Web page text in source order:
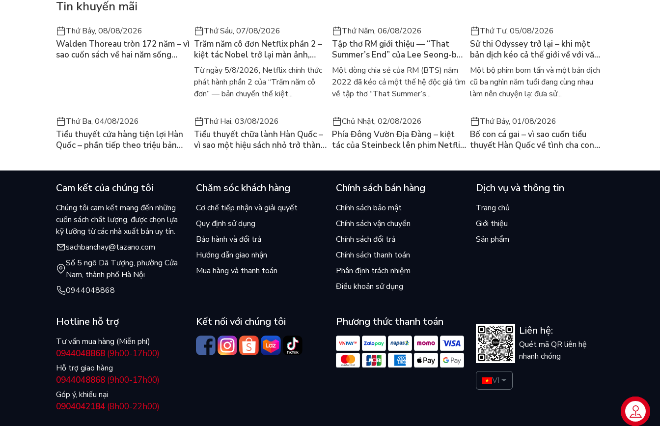
Tin khuyến mãi
Thứ Bảy, 08/08/2026
Walden Thoreau tròn 172 năm – vì
sao cuốn sách về hai năm sống
Thứ Sáu, 07/08/2026
Trăm năm cô đơn Netflix phần 2 –
kiệt tác Nobel trở lại màn ảnh,
dòng người tìm đọc lại García
Márquez
Từ ngày 5/8/2026, Netflix chính thức
phát hành phần 2 của “Trăm năm cô
đơn” — bản chuyển thể kiệt...
Thứ Năm, 06/08/2026
Tập thơ RM giới thiệu — “That
Summer’s End” của Lee Seong-bok
ra mắt bản tiếng Anh sau 4 năm
gây sốt
Một dòng chia sẻ của RM (BTS) năm
2022 đã kéo cả một thế hệ độc giả tìm
về tập thơ “That Summer’s...
Thứ Tư, 05/08/2026
Sử thi Odyssey trở lại – khi một
bản dịch kéo cả thế giới về với văn
học kinh điển
Một bộ phim bom tấn và một bản dịch
cũ ba nghìn năm tuổi đang cùng nhau
làm nên chuyện lạ: đưa sử...
Thứ Ba, 04/08/2026
Tiểu thuyết cửa hàng tiện lợi Hàn
Quốc – phần tiếp theo triệu bản
Thứ Hai, 03/08/2026
Tiểu thuyết chữa lành Hàn Quốc –
vì sao một hiệu sách nhỏ trở thành
Chủ Nhật, 02/08/2026
Phía Đông Vườn Địa Đàng – kiệt
tác của Steinbeck lên phim Netflix
Thứ Bảy, 01/08/2026
Bố con cá gai – vì sao cuốn tiểu
thuyết Hàn Quốc về tình cha con
Cam kết của chúng tôi
Chúng tôi cam kết mang đến những
cuốn sách chất lượng, được chọn lựa
kỹ lưỡng từ các nhà xuất bản uy tín.
sachbanchay@tazano.com
Số 5 ngõ Dã Tượng, phường Cửa
Nam, thành phố Hà Nội
0944048868
Chăm sóc khách hàng
Cơ chế tiếp nhận và giải quyết
Quy định sử dụng
Bảo hành và đổi trả
Hướng dẫn giao nhận
Mua hàng và thanh toán
Chính sách bán hàng
Chính sách bảo mật
Chính sách vận chuyển
Chính sách đổi trả
Chính sách thanh toán
Phân định trách nhiệm
Điều khoản sử dụng
Dịch vụ và thông tin
Trang chủ
Giới thiệu
Sản phẩm
Hotline hỗ trợ
Tư vấn mua hàng (Miễn phí)
0944048868 (9h00-17h00)
Hỗ trợ giao hàng
0944048868 (9h00-17h00)
Góp ý, khiếu nại
0904042184 (8h00-22h00)
Kết nối với chúng tôi Phương thức thanh toán
Liên hệ:
Quét mã QR liên hệ
nhanh chóng
VI
Liên hệ